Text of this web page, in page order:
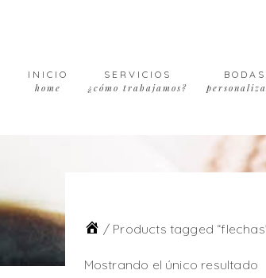
navigation
contentINICIO
home
SERVICIOS
¿cómo trabajamos?
BODAS
/ Products tagged
Mostrando el único resultado